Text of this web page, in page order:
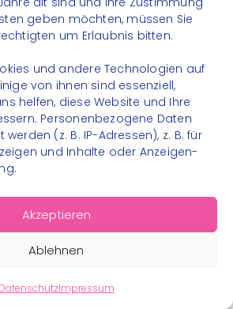
geben möchten, müssen Sie
um Erlaubnis bitten.
und andere Technologien auf
von ihnen sind essenziell,
helfen, diese Website und Ihre
Personenbezogene Daten
(z. B. IP-Adressen), z. B. für
und Inhalte oder Anzeigen-
Akzeptieren
Ablehnen
DatenschutzImpressum
Steiermark gGmbH - Alle